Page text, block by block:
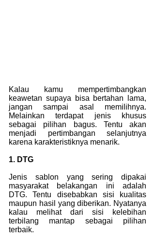
Kalau kamu mempertimbangkan
keawetan supaya bisa bertahan lama,
jangan sampai asal memilihnya.
Melainkan terdapat jenis khusus
sebagai pilihan bagus. Tentu akan
menjadi pertimbangan selanjutnya
karena karakteristiknya menarik.
1. DTG
Jenis sablon yang sering dipakai
masyarakat belakangan ini adalah
DTG. Tentu disebabkan sisi kualitas
maupun hasil yang diberikan. Nyatanya
kalau melihat dari sisi kelebihan
terbilang mantap sebagai pilihan
terbaik.